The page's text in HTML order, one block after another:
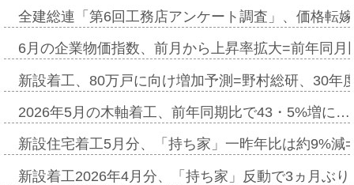
全建総連「第6回工務店アンケート調査」、価格転
6月の企業物価指数、前月から上昇率拡大=前年同
新設着工、80万戸に向け増加予測=野村総研、30年
2026年5月の木軸着工、前年同期比で43・5%増に…
新設住宅着工5月分、「持ち家」一昨年比は約9%
新設着工2026年4月分、「持ち家」反動で3ヵ月ぶ